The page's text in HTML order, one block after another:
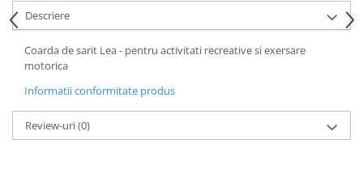
Descriere
Coarda de sarit Lea - pentru activitati recreative si exersare
motorica
Informatii conformitate produs
Review-uri(0)